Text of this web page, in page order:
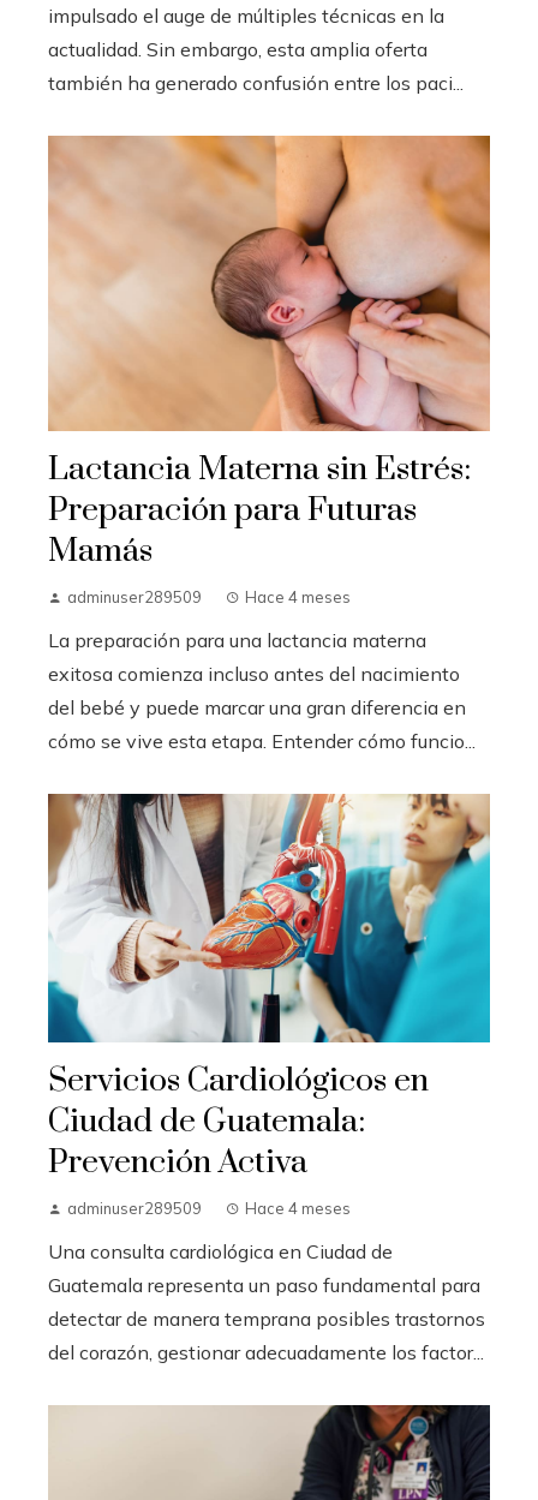
impulsado el auge de múltiples técnicas en la
actualidad. Sin embargo, esta amplia oferta
también ha generado confusión entre los paci...
Lactancia Materna sin Estrés:
Preparación para Futuras
Mamás
adminuser289509 Hace 4 meses
La preparación para una lactancia materna
exitosa comienza incluso antes del nacimiento
del bebé y puede marcar una gran diferencia en
cómo se vive esta etapa. Entender cómo funcio...
Servicios Cardiológicos en
Ciudad de Guatemala:
Prevención Activa
adminuser289509 Hace 4 meses
Una consulta cardiológica en Ciudad de
Guatemala representa un paso fundamental para
detectar de manera temprana posibles trastornos
del corazón, gestionar adecuadamente los factor...